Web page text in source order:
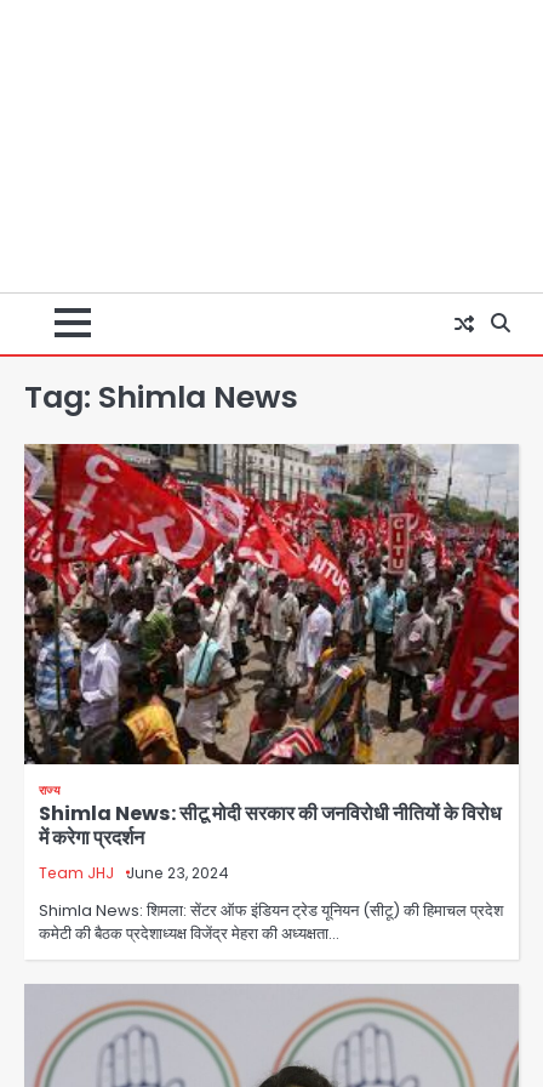
Tag: Shimla News
राज्य
Shimla News: सीटू मोदी सरकार की जनविरोधी नीतियों के विरोध
में करेगा प्रदर्शन
Team JHJ June 23, 2024
Shimla News: शिमला: सेंटर ऑफ इंडियन ट्रेड यूनियन (सीटू) की हिमाचल प्रदेश
कमेटी की बैठक प्रदेशाध्यक्ष विजेंद्र मेहरा की अध्यक्षता…
Noida Authority: कर्तव्यनिष्ठा की
मिसाल, मूसलाधार बारिश के बीच नोएडा
प्राधिकरण ने संभाला मोर्चा, सेक्टर 105
Avinash Kumar